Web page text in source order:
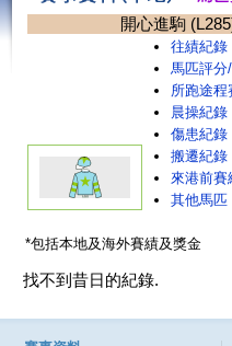
開心進駒
往績紀錄
馬匹評分
所跑途程
晨操紀錄
傷患紀錄
搬遷紀錄
來港前賽
其他馬匹
*包括本地及海外賽績及獎金
找不到昔日的紀錄.